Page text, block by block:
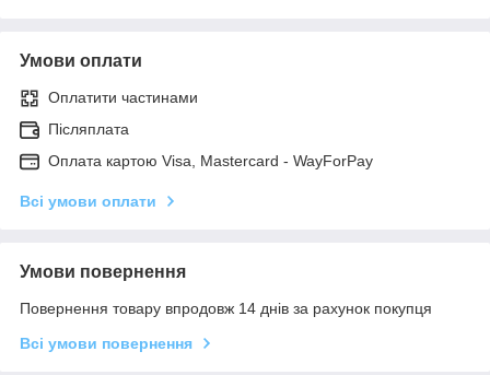
Умови оплати
Оплатити частинами
Післяплата
Оплата картою Visa, Mastercard - WayForPay
Всі умови оплати
Умови повернення
Повернення товару впродовж 14 днів за рахунок покупця
Всі умови повернення